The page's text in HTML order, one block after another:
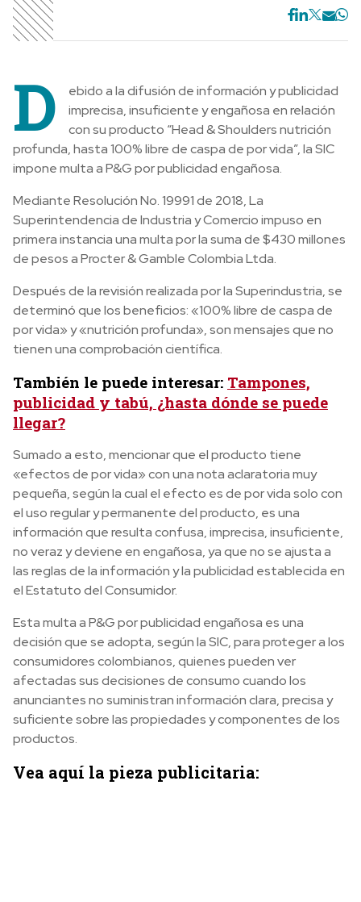
D
ebido a la difusión de información y publicidad
imprecisa, insuficiente y engañosa en relación
con su producto “Head & Shoulders nutrición
profunda, hasta 100% libre de caspa de por vida”, la SIC
impone multa a P&G por publicidad engañosa.
Mediante Resolución No. 19991 de 2018, La
Superintendencia de Industria y Comercio impuso en
primera instancia una multa por la suma de $430 millones
de pesos a Procter & Gamble Colombia Ltda.
Después de la revisión realizada por la Superindustria, se
determinó que los beneficios: «100% libre de caspa de
por vida» y «nutrición profunda», son mensajes que no
tienen una comprobación científica.
También le puede interesar: Tampones,
publicidad y tabú, ¿hasta dónde se puede
llegar?
Sumado a esto, mencionar que el producto tiene
«efectos de por vida» con una nota aclaratoria muy
pequeña, según la cual el efecto es de por vida solo con
el uso regular y permanente del producto, es una
información que resulta confusa, imprecisa, insuficiente,
no veraz y deviene en engañosa, ya que no se ajusta a
las reglas de la información y la publicidad establecida en
el Estatuto del Consumidor.
Esta multa a P&G por publicidad engañosa es una
decisión que se adopta, según la SIC, para proteger a los
consumidores colombianos, quienes pueden ver
afectadas sus decisiones de consumo cuando los
anunciantes no suministran información clara, precisa y
suficiente sobre las propiedades y componentes de los
productos.
Vea aquí la pieza publicitaria: